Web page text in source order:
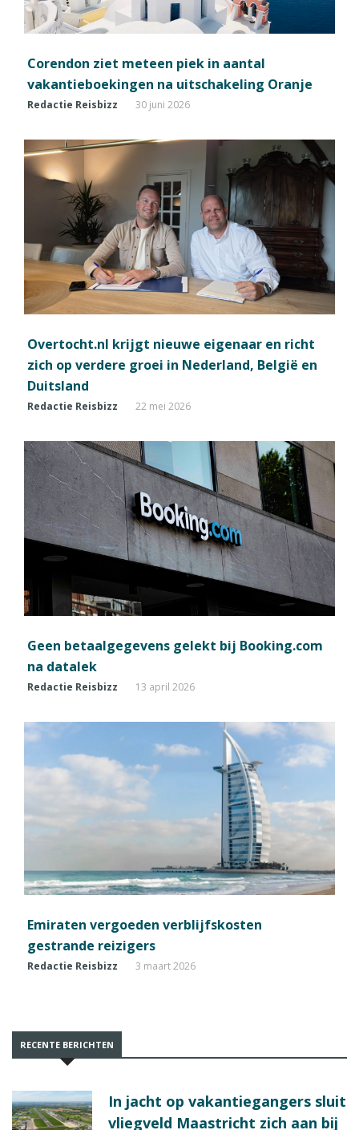
Corendon ziet meteen piek in aantal
vakantieboekingen na uitschakeling Oranje
Redactie Reisbizz 30 juni 2026
Overtocht.nl krijgt nieuwe eigenaar en richt
zich op verdere groei in Nederland, België en
Duitsland
Redactie Reisbizz 22 mei 2026
Geen betaalgegevens gelekt bij Booking.com
na datalek
Redactie Reisbizz 13 april 2026
Emiraten vergoeden verblijfskosten
gestrande reizigers
Redactie Reisbizz 3 maart 2026
RECENTE BERICHTEN
In jacht op vakantiegangers sluit
vliegveld Maastricht zich aan bij